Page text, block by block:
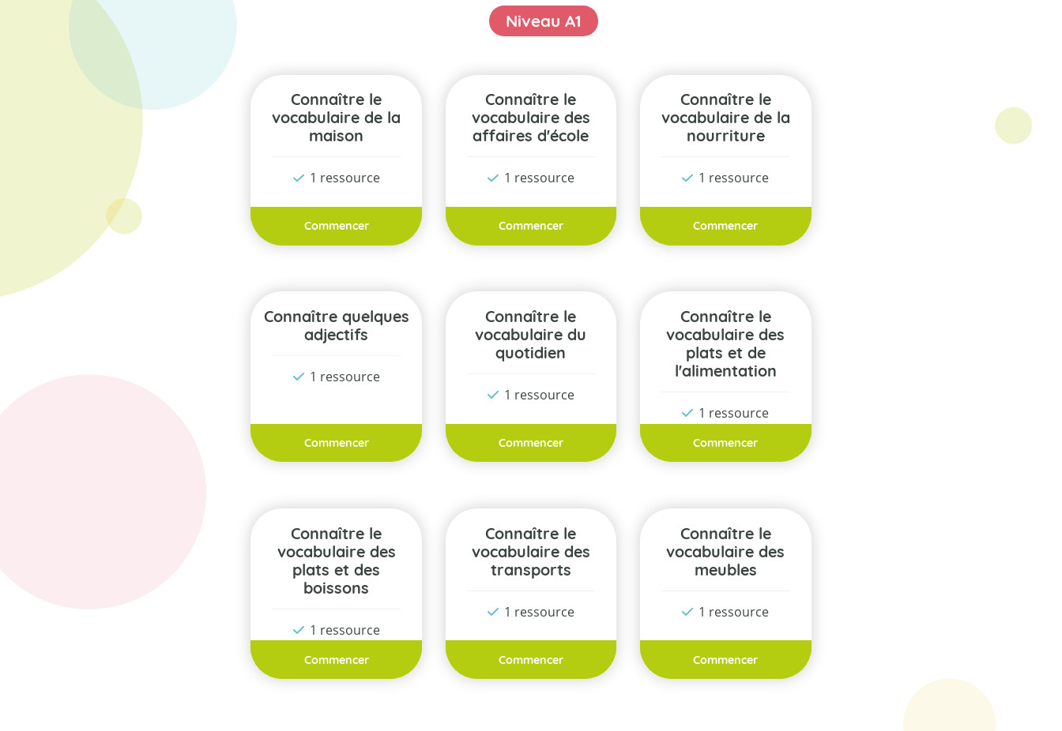
Niveau A1
Connaître le
vocabulaire de la
maison
1 ressource
Commencer
Connaître le
vocabulaire des
affaires d'école
1 ressource
Commencer
Connaître le
vocabulaire de la
nourriture
1 ressource
Commencer
Connaître quelques
adjectifs
1 ressource
Commencer
Connaître le
vocabulaire du
quotidien
1 ressource
Commencer
Connaître le
vocabulaire des
plats et de
l'alimentation
1 ressource
Commencer
Connaître le
vocabulaire des
plats et des
boissons
1 ressource
Commencer
Connaître le
vocabulaire des
transports
1 ressource
Commencer
Connaître le
vocabulaire des
meubles
1 ressource
Commencer